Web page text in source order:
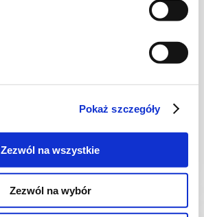
Pokaż szczegóły
Zezwól na wszystkie
Zezwól na wybór